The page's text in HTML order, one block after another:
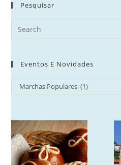
Pesquisar
Search
Eventos E Novidades
Eventos
Marchas Populares (1)